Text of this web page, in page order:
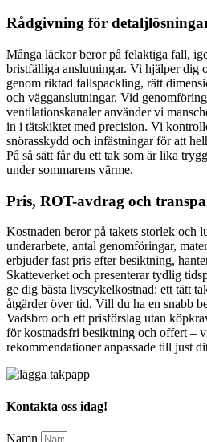
Rådgivning för
Många läckor beror på felaktiga fall,
bristfälliga anslutningar. Vi hjälper dig
genom riktad fallspackling, rätt
och vägganslutningar. Vid
ventilationskanaler använder vi
in i tätskiktet med precision. Vi
snörasskydd och infästningar för att
På så sätt får du ett tak som är lika
under sommarens värme.
Pris, ROT-avdrag och
Kostnaden beror på takets storlek och
underarbete, antal genomföringar,
erbjuder fast pris efter besiktning,
Skatteverket och presenterar tydlig
ge dig bästa livscykelkostnad: ett tätt
åtgärder över tid. Vill du ha en snabb
Vadsbro och ett prisförslag utan
för kostnadsfri besiktning och offert –
rekommendationer anpassade till just
Kontakta oss idag!
Namn